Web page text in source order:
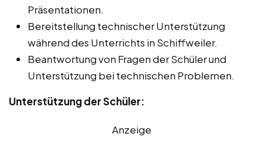
Präsentationen.
Bereitstellung technischer Unterstützung
während des Unterrichts in Schiffweiler.
Beantwortung von Fragen der Schüler und
Unterstützung bei technischen Problemen.
Unterstützung der Schüler:
Anzeige